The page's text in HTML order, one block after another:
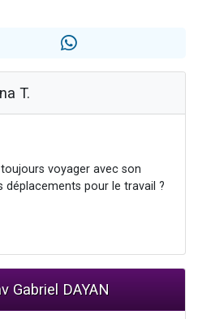
musiques dans Torah-Box Music
2 personnes viennent de nous rejoindre sur WhatsApp
T.
voyager avec son
déplacements pour le travail ?
Gabriel DAYAN